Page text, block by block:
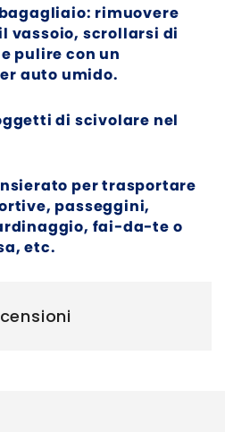
rimuovere
vassoio, scrollarsi di
pulire con un
auto umido.
di scivolare nel
per trasportare
passeggini,
fai-da-te o
etc.